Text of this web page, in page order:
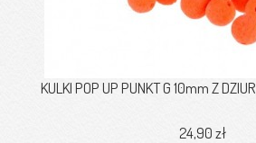
KULKI POP UP PUNKT G 10mm Z
24,90 zł